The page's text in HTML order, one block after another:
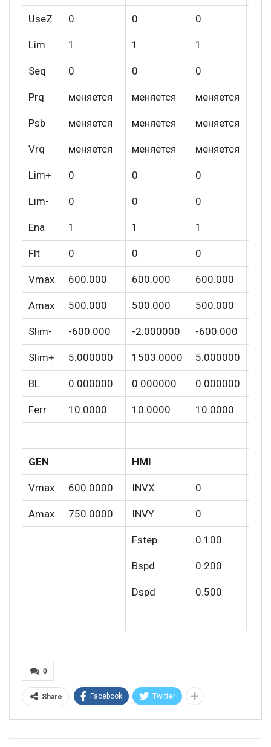
UseZ 0 0 0
Lim 1 1 1
Seq 0 0 0
Prq меняется меняется меняется
Psb меняется меняется меняется
Vrq меняется меняется меняется
Lim+ 0 0 0
Lim- 0 0 0
Ena 1 1 1
Flt 0 0 0
Vmax 600.000 600.000 600.000
Amax 500.000 500.000 500.000
Slim- -600.000 -2.000000 -600.000
Slim+ 5.000000 1503.0000 5.000000
BL 0.000000 0.000000 0.000000
Ferr 10.0000 10.0000 10.0000
GEN HMI
Vmax 600.0000 INVX 0
Amax 750.0000 INVY 0
Fstep 0.100
Bspd 0.200
Dspd 0.500
0
Share Facebook Twitter